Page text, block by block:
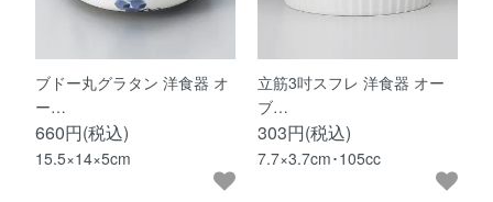
ブドー丸グラタン 洋食器 オ
ー…
660円(税込)
15.5×14×5cm
立筋3吋スフレ 洋食器 オー
ブ…
303円(税込)
7.7×3.7cm･105cc